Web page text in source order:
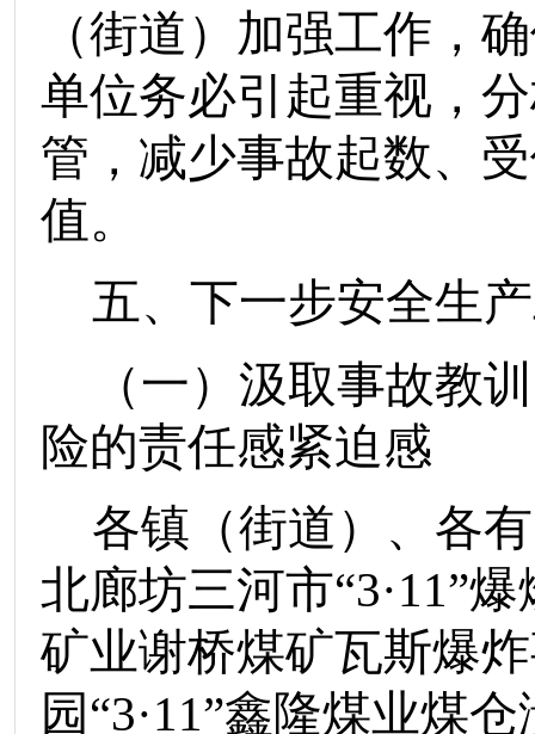
（街道）加强工作，
单位务必引起重视，
管，减少事故起数、
值。
五、 下一步安全生
（一） 汲取事故教
险的责任感紧迫感
各镇（街道）、各
北廊坊三河市“3·11”爆
矿业谢桥煤矿瓦斯爆
园“3·11”鑫隆煤业煤